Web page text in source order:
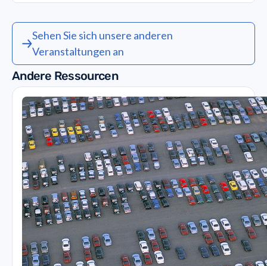
Sehen Sie sich unsere anderen
Veranstaltungen an
Andere Ressourcen